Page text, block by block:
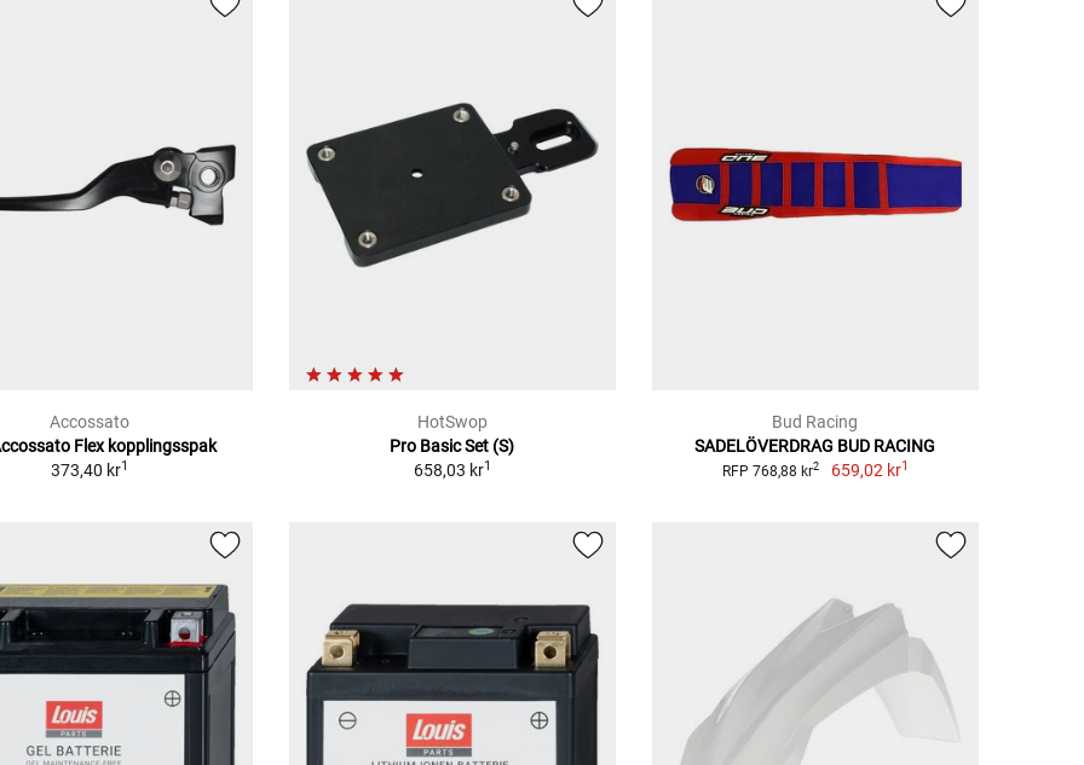
Accossato
Flex kopplingsspak
373,40 kr1
HotSwop
Pro Basic Set (S)
658,03 kr1
Bud Racing
SADELÖVERDRAG BUD RACING
RFP 768,88 kr2 659,02 kr1